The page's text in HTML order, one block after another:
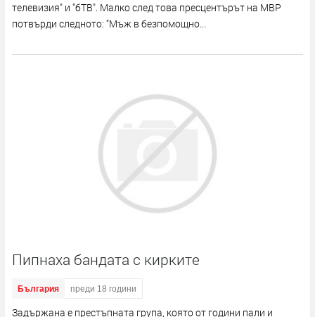
телевизия" и "бТВ". Малко след това пресцентърът на МВР
потвърди следното: "Мъж в безпомощно...
Пипнаха бандата с кирките
България преди 18 години
Задържана е престъпната група, която от години пали и